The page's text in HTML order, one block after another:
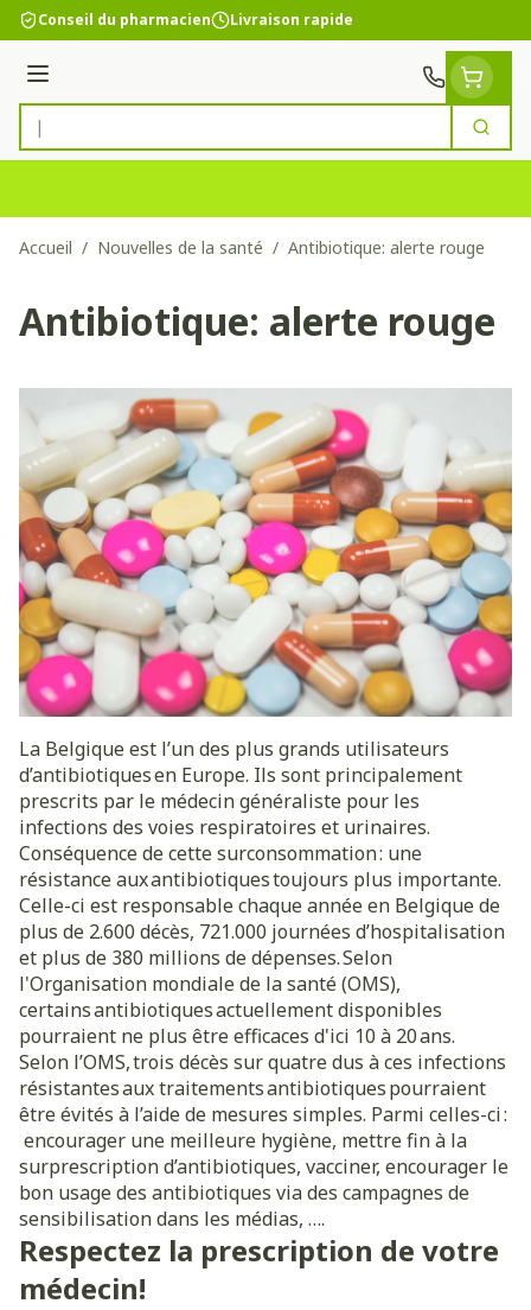
Aller au contenu
Conseil du pharmacien Livraison rapide
Menu
Rechercher
Accueil / Nouvelles de la santé / Antibiotique: alerte rouge
Antibiotique: alerte rouge
La Belgique est l’un des plus grands utilisateurs
d’antibiotiques en Europe. Ils sont principalement
prescrits par le médecin généraliste pour les
infections des voies respiratoires et urinaires.
Conséquence de cette surconsommation : une
résistance aux antibiotiques toujours plus importante.
Celle-ci est responsable chaque année en Belgique de
plus de 2.600 décès, 721.000 journées d’hospitalisation
et plus de 380 millions de dépenses. Selon
l'Organisation mondiale de la santé (OMS),
certains antibiotiques actuellement disponibles
pourraient ne plus être efficaces d'ici 10 à 20 ans.
Selon l’OMS, trois décès sur quatre dus à ces infections
résistantes aux traitements antibiotiques pourraient
être évités à l’aide de mesures simples. Parmi celles-ci :
encourager une meilleure hygiène, mettre fin à la
surprescription d’antibiotiques, vacciner, encourager le
bon usage des antibiotiques via des campagnes de
sensibilisation dans les médias, ….
Respectez la prescription de votre
médecin!